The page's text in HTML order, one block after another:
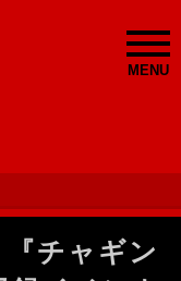
MENU
チャギン